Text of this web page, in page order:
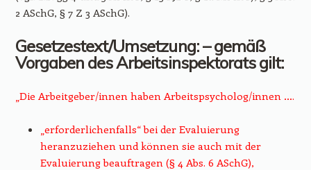
2 ASchG, § 7 Z 3 ASchG).
Gesetzestext/Umsetzung: – gemäß
Vorgaben des Arbeitsinspektorats gilt:
„Die Arbeitgeber/innen haben Arbeitspsycholog/innen ….
„erforderlichenfalls“ bei der Evaluierung
heranzuziehen und können sie auch mit der
Evaluierung beauftragen (§ 4 Abs. 6 ASchG),